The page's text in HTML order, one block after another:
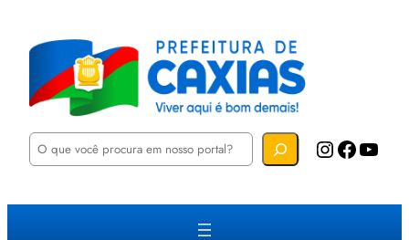
P
u
Instagram Facebook YouTube